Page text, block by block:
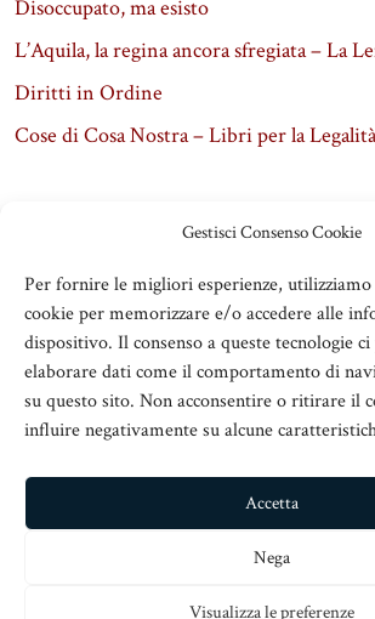
Gestisci Consenso Cookie
Per fornire le migliori esperienze,
cookie per memorizzare e/o accedere alle
dispositivo. Il consenso a queste tecnologie
elaborare dati come il comportamento di
su questo sito. Non acconsentire o ritirare il
influire negativamente su alcune
Accetta
Nega
Visualizza le preferenze
Disoccupato, ma esisto
L’Aquila, la regina ancora sfregiata – La
Diritti in Ordine
Cose di Cosa Nostra – Libri per la Legalità
ADSeT
© 2016 Associazione Dirigenti
V.le San Martino Is. 89, c/o Chiesa San
98123 Messina